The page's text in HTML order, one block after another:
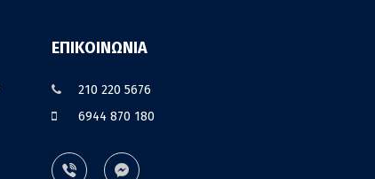
ΕΠΙΚΟΙΝΩΝΙΑ
210 220 5676
6944 870 180